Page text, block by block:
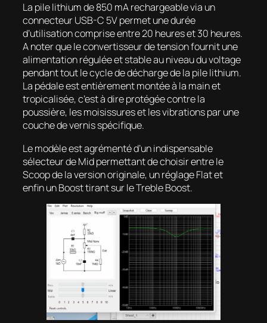
La pile lithium de 850 mA rechargeable via un
connecteur USB-C 5V permet une durée
d’utilisation comprise entre 20 heures et 30 heures.
A noter que le convertisseur de tension fournit une
alimentation régulée et stable au niveau du voltage
pendant tout le cycle de décharge de la pile lithium.
La pédale est entièrement montée à la main et
tropicalisée, c’est à dire protégée contre la
poussière, les moisissures et les vibrations par une
couche de vernis spécifique.
Le modèle est agrémenté d’un indispensable
sélecteur de Mid permettant de choisir entre le
Scoopde la version originale, un réglageFlatet
enfin unBoosttirant sur leTreble Boost.